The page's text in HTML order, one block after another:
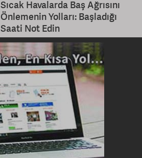
Sıcak Havalarda Baş Ağrısını
Önlemenin Yolları: Başladığı
Saati Not Edin